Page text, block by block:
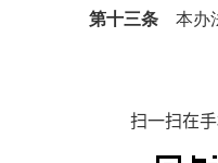
第十三条 本办
扫一扫在